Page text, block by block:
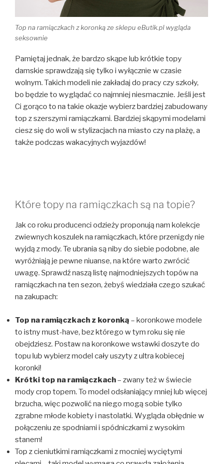
Top na ramiączkach z koronką ze sklepu eButik.pl wygląda
seksownie
Pamiętaj jednak, że bardzo skąpe lub krótkie topy
damskie sprawdzają się tylko i wyłącznie w czasie
wolnym. Takich modeli nie zakładaj do pracy czy szkoły,
bo będzie to wyglądać co najmniej niesmacznie. Jeśli jest
Ci gorąco to na takie okazje wybierz bardziej zabudowany
top z szerszymi ramiączkami. Bardziej skąpymi modelami
ciesz się do woli w stylizacjach na miasto czy na plażę, a
także podczas wakacyjnych wyjazdów!
Które topy na ramiączkach są na topie?
Jak co roku producenci odzieży proponują nam kolekcje
zwiewnych koszulek na ramiączkach, które przenigdy nie
wyjdą z mody. Te ubrania są niby do siebie podobne, ale
wyróżniają je pewne niuanse, na które warto zwrócić
uwagę. Sprawdź naszą listę najmodniejszych topów na
ramiączkach na ten sezon, żebyś wiedziała czego szukać
na zakupach:
Top na ramiączkach z koronką – koronkowe modele
to istny must-have, bez którego w tym roku się nie
obejdziesz. Postaw na koronkowe wstawki doszyte do
topu lub wybierz model cały uszyty z ultra kobiecej
koronki!
Krótki top na ramiączkach– zwany też w świecie
mody crop topem. To model odsłaniający mniej lub więcej
brzucha, więc pozwolić na niego mogą sobie tylko
zgrabne młode kobiety i nastolatki. Wygląda obłędnie w
połączeniu ze spodniami i spódniczkami z wysokim
stanem!
Top z cieniutkimi ramiączkami z mocniej wyciętymi